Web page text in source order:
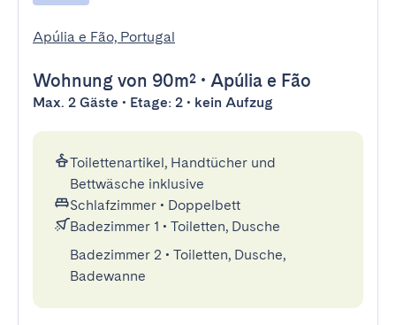
Apúlia e Fão, Portugal
Wohnung von 90m² • Apúlia e Fão
Max. 2 Gäste • Etage: 2 • kein Aufzug
Toilettenartikel, Handtücher und
Bettwäsche inklusive
Schlafzimmer • Doppelbett
Badezimmer 1 • Toiletten, Dusche
Badezimmer 2 • Toiletten, Dusche,
Badewanne